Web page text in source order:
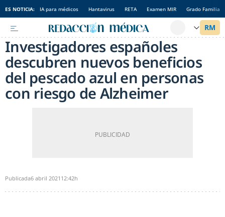
ES NOTICIA: IA para médicos Hantavirus RETA Examen MIR Grado Familia
Investigadores españoles
descubren nuevos beneficios
del pescado azul en personas
con riesgo de Alzheimer
Publicada6 abril 2021 12:42h